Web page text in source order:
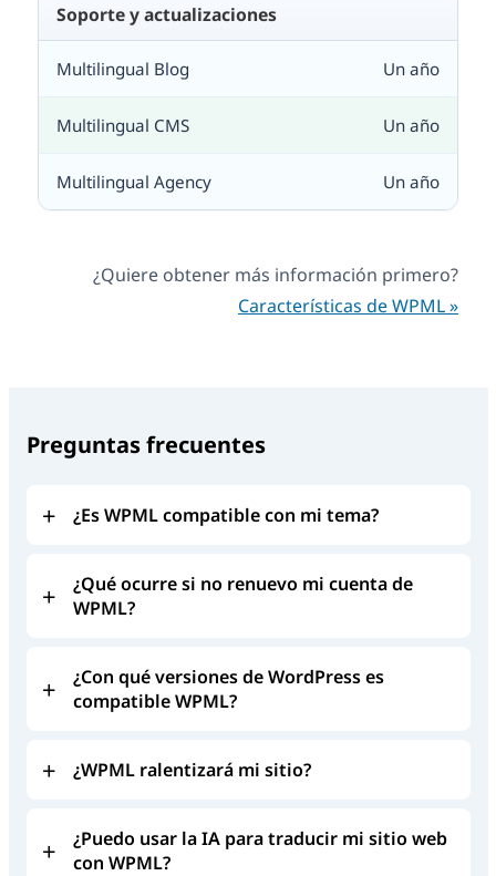
Soporte y actualizaciones
Un año
Un año
Un año
¿Quiere obtener más información primero?
Características de WPML »
Preguntas frecuentes
¿Es WPML compatible con mi tema?
¿Qué ocurre si no renuevo mi cuenta de
WPML?
¿Con qué versiones de WordPress es
compatible WPML?
¿WPML ralentizará mi sitio?
¿Puedo usar la IA para traducir mi sitio web
con WPML?